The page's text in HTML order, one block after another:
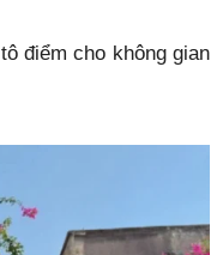
điểm cho không gian